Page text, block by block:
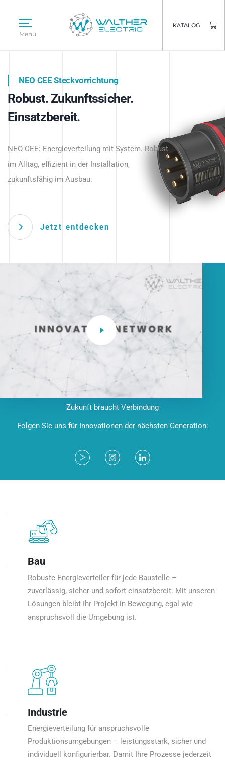
Menü
KATALOG
Intelligente Stromverteilung
beginnt hier.
NEO CEE Steckvorrichtung
Robust. Zukunftssicher.
Einsatzbereit.
NEO CEE: Energieverteilung mit System. Robust
im Alltag, effizient in der Installation,
zukunftsfähig im Ausbau.
Jetzt entdecken
Intelligenz trifft Energie.
Anwendungen – robust, IP-geschützt und
zukunftsfähig.
Zukunft braucht Verbindung
Folgen Sie uns für Innovationen der nächsten Generation:
Bau
Robuste Energieverteiler für jede Baustelle –
zuverlässig, sicher und sofort einsatzbereit. Mit unseren
Lösungen bleibt Ihr Projekt in Bewegung, egal wie
anspruchsvoll die Umgebung ist.
Industrie
Energieverteilung für anspruchsvolle
Produktionsumgebungen – leistungsstark, sicher und
individuell konfigurierbar. Damit Ihre Prozesse jederzeit